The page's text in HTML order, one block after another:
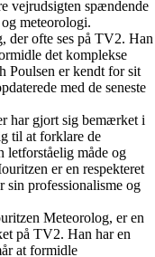
vejrudsigten spændende
meteorologi.
der ofte ses på TV2. Han
det komplekse
Poulsen er kendt for sit
med de seneste
har gjort sig bemærket i
til at forklare de
letforståelig måde og
er en respekteret
sin professionalisme og
Meteorolog, er en
på TV2. Han har en
at formidle